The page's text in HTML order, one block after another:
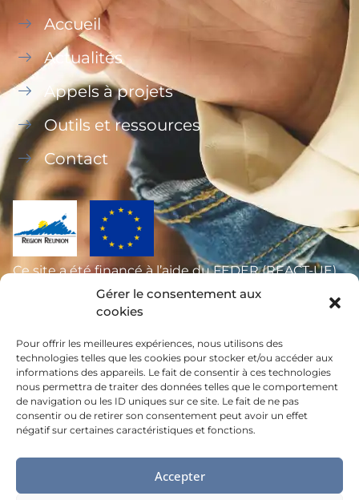
Gérer le consentement aux
cookies
Pour offrir les meilleures expériences, nous utilisons des
technologies telles que les cookies pour stocker et/ou accéder aux
informations des appareils. Le fait de consentir à ces technologies
nous permettra de traiter des données telles que le comportement
de navigation ou les ID uniques sur ce site. Le fait de ne pas
consentir ou de retirer son consentement peut avoir un effet
négatif sur certaines caractéristiques et fonctions.
Accepter
Accueil
Actualités
Appels à projets
Outils et ressources
Contact
Ce site a été financé à l’aide du FEDER (REACT-UE)
dans le cadre de la réponse de l’Union européenne
à la pandémie COVID-19, L’Europe s’engage à La
Réunion.
©MDA - Made byDigital easy
MENTIONS LÉGALES